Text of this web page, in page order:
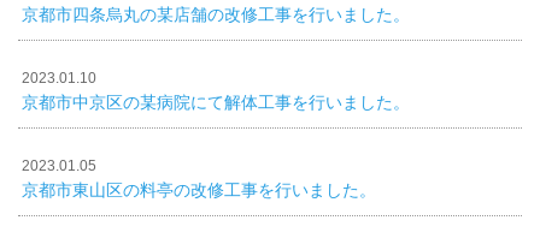
京都市四条烏丸の某店舗の改修工事を行いました。
2023.01.10
京都市中京区の某病院にて解体工事を行いました。
2023.01.05
京都市東山区の料亭の改修工事を行いました。